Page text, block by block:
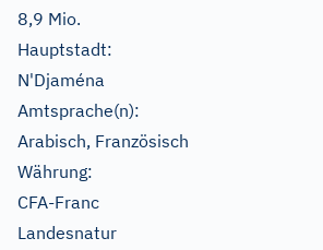
8,9 Mio.
Hauptstadt:
N'Djaména
Amtsprache(n):
Arabisch, Französisch
Währung:
CFA-Franc
Landesnatur